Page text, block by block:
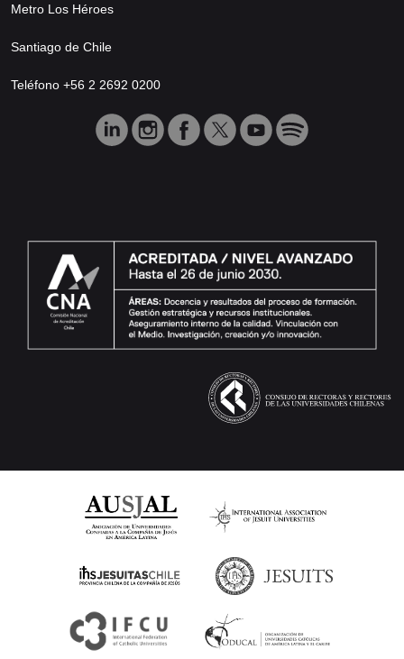
Metro Los Héroes
Santiago de Chile
Teléfono +56 2 2692 0200